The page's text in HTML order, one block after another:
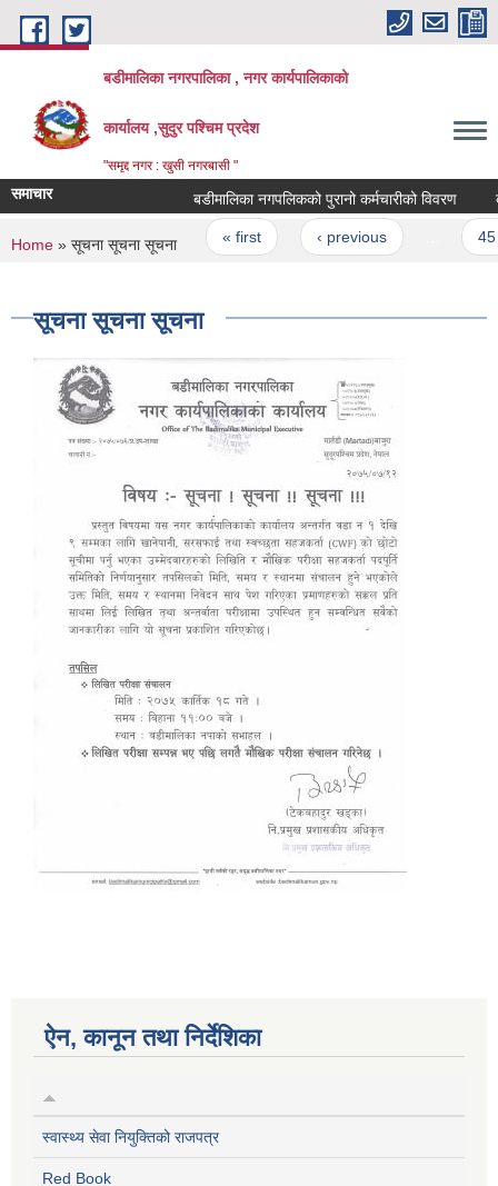
Skip to main content
बडीमालिका नगरपालिका , नगर कार्यपालिकाको
कार्यालय ,सुदुर पश्चिम प्रदेश
"समृद्द नगर : खुसी नगरबासी "
समाचार बडीमालिका नगपलिकको पुरानो कर्मचारीको विवरण
Pages
« first ‹ previous
You are here
Home » सूचना सूचना सूचना
सूचना सूचना सूचना
ऐन, कानून तथा निर्देशिका
स्वास्थ्य सेवा नियुक्तिको राजपत्र
Red Book